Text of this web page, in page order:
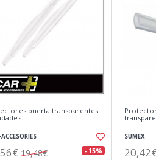
puerta transparentes.
19,48€ - 15%
SUMEX